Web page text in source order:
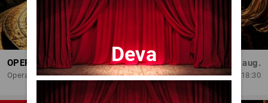
OPERA BRAȘOV ESTIVAL – ARMONII DE VARĂ - CVINTETUL VOCAL ANATOLY - CONCERT
Opera Brasov
Dum, 30 aug.
18:30
Deva